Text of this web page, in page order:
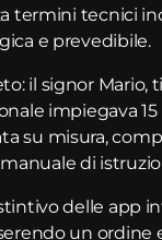
termini tecnici
e prevedibile.
il signor
impiegava
su misura,
di
delle app
un